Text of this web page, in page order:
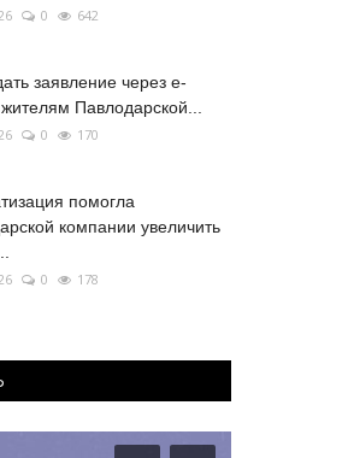
0 642
заявление через e-
Павлодарской...
0 170
помогла
компании увеличить
0 178